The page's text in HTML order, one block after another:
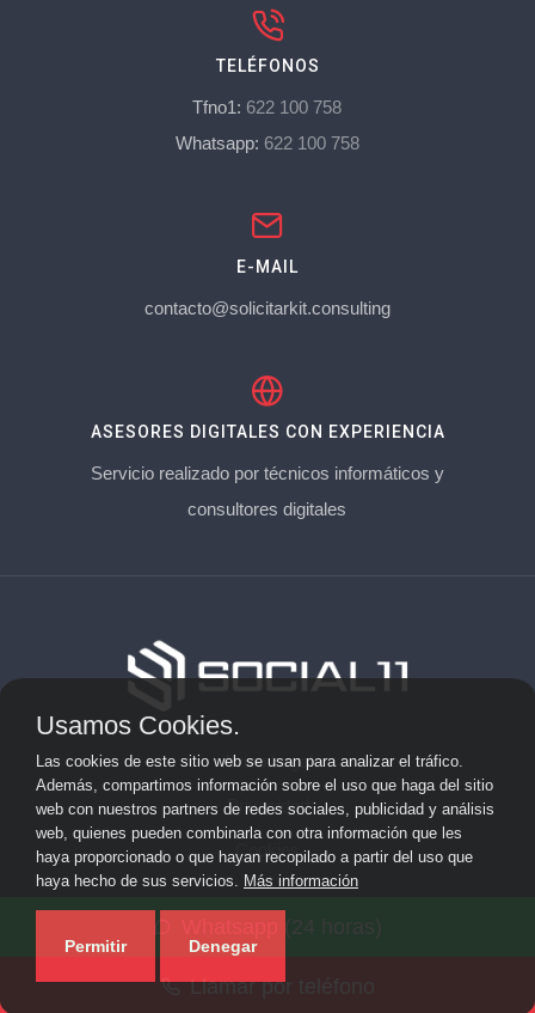
Llamar por teléfono
TELÉFONOS
Tfno1: 622 100 758
Whatsapp: 622 100 758
E-MAIL
contacto@solicitarkit.consulting
ASESORES DIGITALES CON EXPERIENCIA
Servicio realizado por técnicos informáticos y
consultores digitales
Aviso Legal
Privacidad
Cookies
Consulting en su provincia ·
Usamos Cookies.
Las cookies de este sitio web se usan para analizar el tráfico.
Además, compartimos información sobre el uso que haga del sitio
web con nuestros partners de redes sociales, publicidad y análisis
web, quienes pueden combinarla con otra información que les
haya proporcionado o que hayan recopilado a partir del uso que
haya hecho de sus servicios. Más información
Permitir Denegar